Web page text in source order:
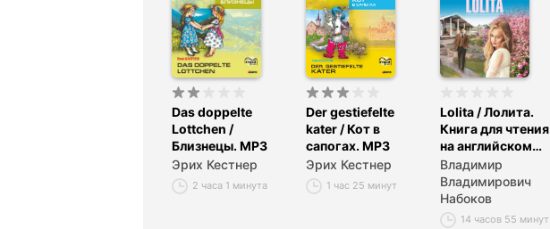
Das doppelte
Lottchen /
Близнецы. MP3
Эрих Кестнер
2 часа 1 минута
Der gestiefelte
kater / Кот в
сапогах. MP3
Эрих Кестнер
1 час 25 минут
Lolita / Лолита.
Книга для чтения
на английском
языке
Владимир
Владимирович
Набоков
14 часов 55 минут